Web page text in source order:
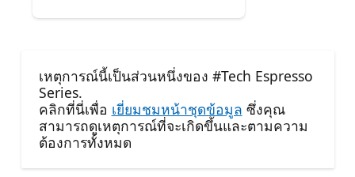
เหตุการณ์นี้เป็นส่วนหนึ่งของ #Tech Espresso
Series.
คลิกที่นี่เพื่อ เยี่ยมชมหน้าชุดข้อมูล ซึ่งคุณ
สามารถดูเหตุการณ์ที่จะเกิดขึ้นและตามความ
ต้องการทั้งหมด